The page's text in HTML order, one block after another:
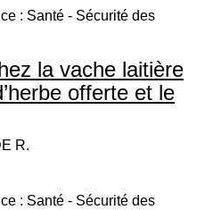
: Santé - Sécurité des
la vache laitière
offerte et le
R.
: Santé - Sécurité des